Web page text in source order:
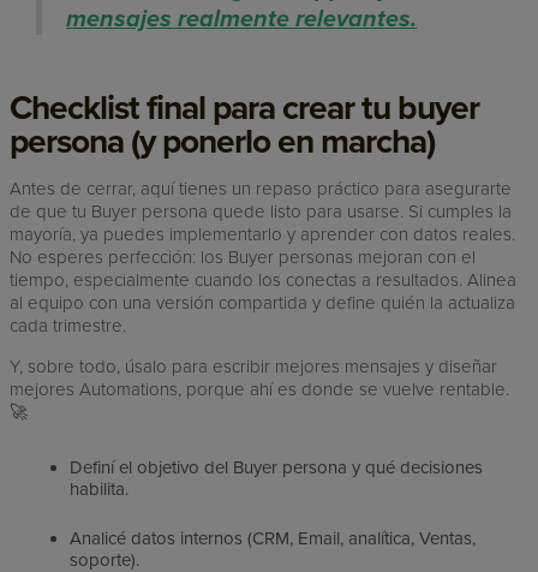
mensajes realmente relevantes.
Checklist final para crear tu buyer
persona (y ponerlo en marcha)
Antes de cerrar, aquí tienes un repaso práctico para asegurarte
de que tu Buyer persona quede listo para usarse. Si cumples la
mayoría, ya puedes implementarlo y aprender con datos reales.
No esperes perfección: los Buyer personas mejoran con el
tiempo, especialmente cuando los conectas a resultados. Alinea
al equipo con una versión compartida y define quién la actualiza
cada trimestre.
Y, sobre todo, úsalo para escribir mejores mensajes y diseñar
mejores Automations, porque ahí es donde se vuelve rentable.
🚀
Definí el objetivo del Buyer persona y qué decisiones
habilita.
Analicé datos internos (CRM, Email, analítica, Ventas,
soporte).